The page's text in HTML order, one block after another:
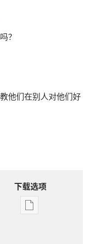
？
他们在别人对他们好
下载选项
电